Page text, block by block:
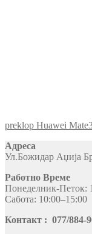
preklop Huawei
Адреса
Ул.Божидар Аџија
Работно Време
Понеделник-Петок:
Сабота: 10:00–15:00
Контакт : 077/884-